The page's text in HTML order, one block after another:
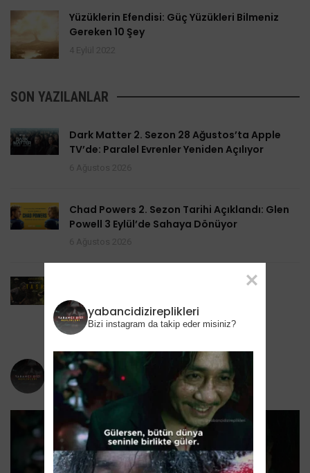
Yüzüklerin Efendisi: Güç Yüzükleri Bilmeniz
Gereken 10 Şey
SON YAZILANLAR
Dark Matter 2. Sezon 28 Ağustos’ta Apple
TV’de: Paralel Evrenler Yeniden Açılıyor
Chad Powers 2. Sezon Tarihi Açıklandı: Glen
Powell 3 Eylül’de Sahaya Dönüyor
Task 2. Sezona Yenilendi: Mark Ruffalo
HBO’nun Suç Dramanına Geri Dönüyor
6 Ağustos 2026
yabancidizireplikleri
Bizi instagram da takip eder misiniz?
yabancidizireplikleri
Bizi instagram da takip eder misiniz?